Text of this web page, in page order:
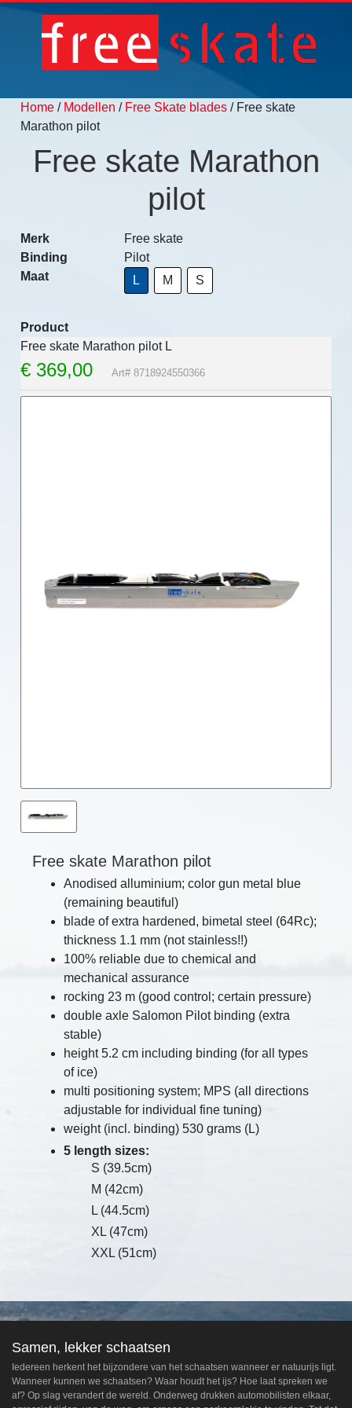
Home / Modellen / Free Skate blades / Free skate
Marathon pilot
Free skate Marathon
pilot
Merk
Free skate
Binding
Pilot
Maat
L M S
Product
Free skate Marathon pilot L
€ 369,00 Art# 8718924550366
Free skate Marathon pilot
Anodised alluminium; color gun metal blue
(remaining beautiful)
blade of extra hardened, bimetal steel (64Rc);
thickness 1.1 mm (not stainless!!)
100% reliable due to chemical and
mechanical assurance
rocking 23 m (good control; certain pressure)
double axle Salomon Pilot binding (extra
stable)
height 5.2 cm including binding (for all types
of ice)
multi positioning system; MPS (all directions
adjustable for individual fine tuning)
weight (incl. binding) 530 grams (L)
5 length sizes:
S (39.5cm)
M (42cm)
L (44.5cm)
XL (47cm)
XXL (51cm)
Samen, lekker schaatsen
Iedereen herkent het bijzondere van het schaatsen wanneer er natuurijs ligt.
Wanneer kunnen we schaatsen? Waar houdt het ijs? Hoe laat spreken we
af? Op slag verandert de wereld. Onderweg drukken automobilisten elkaar,